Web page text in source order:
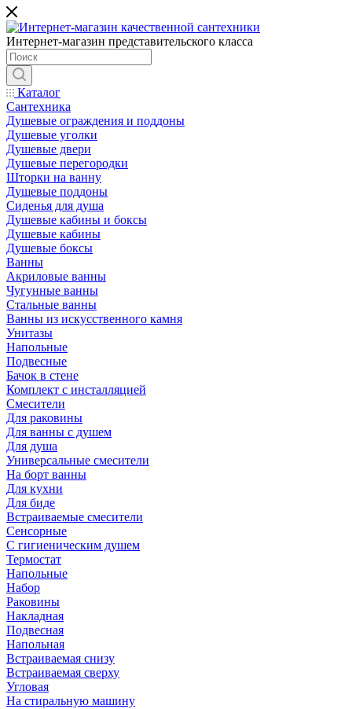
Интернет-магазин представительского класса
Каталог
Сантехника
Душевые ограждения и поддоны
Душевые уголки
Душевые двери
Душевые перегородки
Шторки на ванну
Душевые поддоны
Сиденья для душа
Душевые кабины и боксы
Душевые кабины
Душевые боксы
Ванны
Акриловые ванны
Чугунные ванны
Стальные ванны
Ванны из искусственного камня
Унитазы
Напольные
Подвесные
Бачок в стене
Комплект с инсталляцией
Смесители
Для раковины
Для ванны с душем
Для душа
Универсальные смесители
На борт ванны
Для кухни
Для биде
Встраиваемые смесители
Сенсорные
С гигиеническим душем
Термостат
Напольные
Набор
Раковины
Накладная
Подвесная
Напольная
Встраиваемая снизу
Встраиваемая сверху
Угловая
На стиральную машину